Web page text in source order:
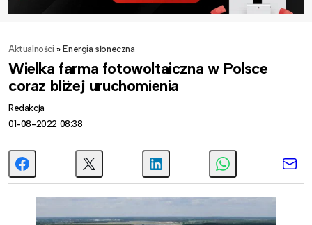
Aktualności » Energia słoneczna
Wielka farma fotowoltaiczna w Polsce
coraz bliżej uruchomienia
Redakcja
01-08-2022 08:38